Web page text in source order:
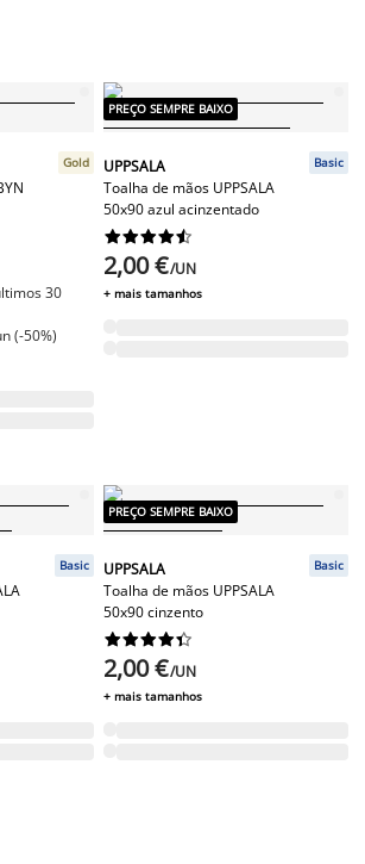
das toalhas da JYSK.
Gold
30
(-50%)
PREÇO SEMPRE BAIXO
UPPSALA
Toalha de mãos UPPSALA
50x90 azul acinzentado
Basic






2,00 €/UN
+ mais tamanhos
Basic
PREÇO SEMPRE BAIXO
UPPSALA
Toalha de mãos UPPSALA
50x90 cinzento
Basic






2,00 €/UN
+ mais tamanhos